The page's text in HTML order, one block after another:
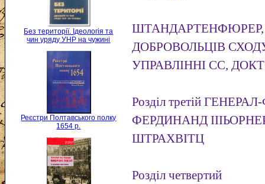
Без території. Ідеологія та
чин уряду УНР на чужині
Реєстри Полтавського полку
1654 р.
ШТАНДАРТЕНФЮРЕР,
ДОБРОВОЛЬЦІВ
УПРАВЛІННІ СС,
Розділ третій
ФЕРДИНАНД
ШТРАХВІТЦ
Розділ четвертий